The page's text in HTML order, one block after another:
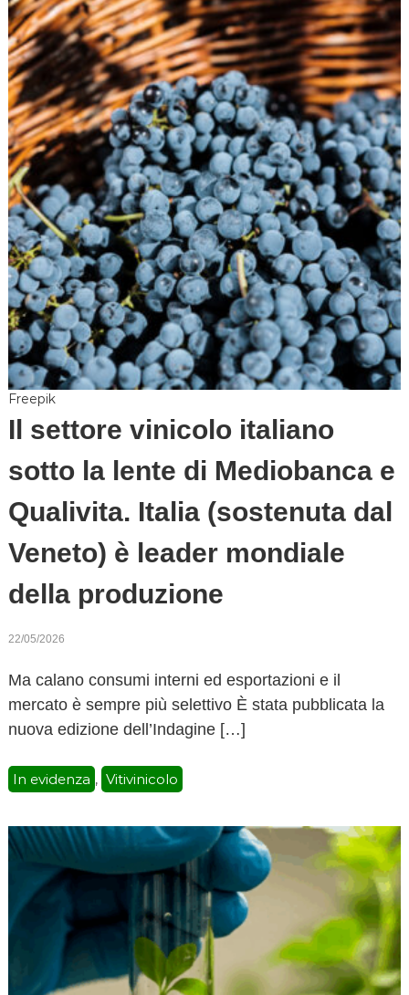
Freepik
Il settore vinicolo italiano
sotto la lente di Mediobanca e
Qualivita. Italia (sostenuta dal
Veneto) è leader mondiale
della produzione
22/05/2026
Ma calano consumi interni ed esportazioni e il
mercato è sempre più selettivo È stata pubblicata la
nuova edizione dell’Indagine […]
In evidenza , Vitivinicolo